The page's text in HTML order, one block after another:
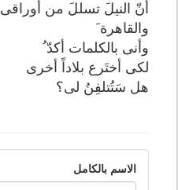
أنّ النيلَ تسللَ من أوراقى
والقاهرة َ
وأنى بالكلمات أكدّ ُ
لكى أختَرع بلاداً أخرى
هل سَتُتلفِنُ لى؟
الاسم بالكامل